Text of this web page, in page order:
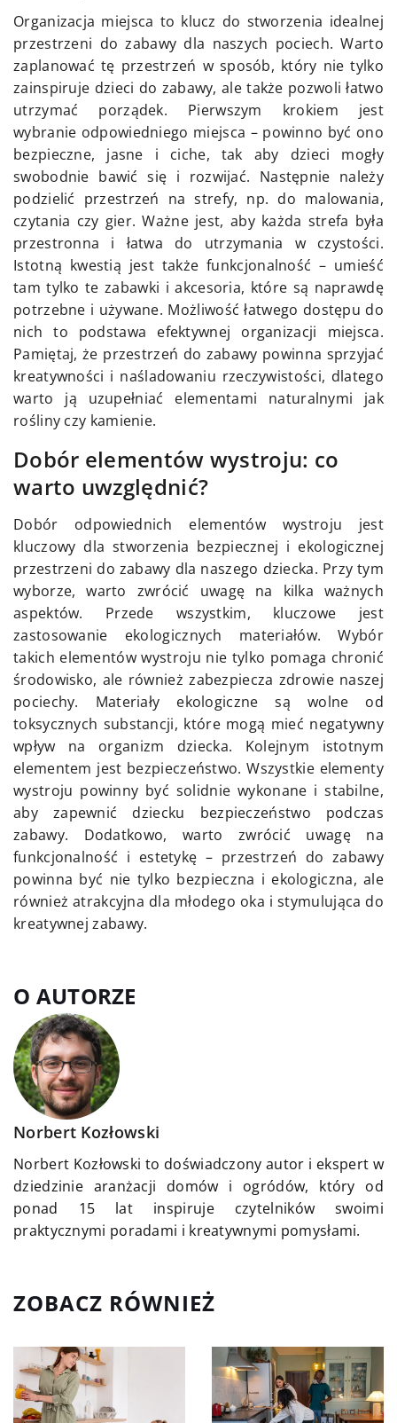
Organizacja miejsca to klucz do stworzenia idealnej
przestrzeni do zabawy dla naszych pociech. Warto
zaplanować tę przestrzeń w sposób, który nie tylko
zainspiruje dzieci do zabawy, ale także pozwoli łatwo
utrzymać porządek. Pierwszym krokiem jest
wybranie odpowiedniego miejsca – powinno być ono
bezpieczne, jasne i ciche, tak aby dzieci mogły
swobodnie bawić się i rozwijać. Następnie należy
podzielić przestrzeń na strefy, np. do malowania,
czytania czy gier. Ważne jest, aby każda strefa była
przestronna i łatwa do utrzymania w czystości.
Istotną kwestią jest także funkcjonalność – umieść
tam tylko te zabawki i akcesoria, które są naprawdę
potrzebne i używane. Możliwość łatwego dostępu do
nich to podstawa efektywnej organizacji miejsca.
Pamiętaj, że przestrzeń do zabawy powinna sprzyjać
kreatywności i naśladowaniu rzeczywistości, dlatego
warto ją uzupełniać elementami naturalnymi jak
rośliny czy kamienie.
Dobór elementów wystroju: co
warto uwzględnić?
Dobór odpowiednich elementów wystroju jest
kluczowy dla stworzenia bezpiecznej i ekologicznej
przestrzeni do zabawy dla naszego dziecka. Przy tym
wyborze, warto zwrócić uwagę na kilka ważnych
aspektów. Przede wszystkim, kluczowe jest
zastosowanie ekologicznych materiałów. Wybór
takich elementów wystroju nie tylko pomaga chronić
środowisko, ale również zabezpiecza zdrowie naszej
pociechy. Materiały ekologiczne są wolne od
toksycznych substancji, które mogą mieć negatywny
wpływ na organizm dziecka. Kolejnym istotnym
elementem jest bezpieczeństwo. Wszystkie elementy
wystroju powinny być solidnie wykonane i stabilne,
aby zapewnić dziecku bezpieczeństwo podczas
zabawy. Dodatkowo, warto zwrócić uwagę na
funkcjonalność i estetykę – przestrzeń do zabawy
powinna być nie tylko bezpieczna i ekologiczna, ale
również atrakcyjna dla młodego oka i stymulująca do
kreatywnej zabawy.
O AUTORZE
Norbert Kozłowski
Norbert Kozłowski to doświadczony autor i ekspert w
dziedzinie aranżacji domów i ogródów, który od
ponad 15 lat inspiruje czytelników swoimi
praktycznymi poradami i kreatywnymi pomysłami.
ZOBACZ RÓWNIEŻ